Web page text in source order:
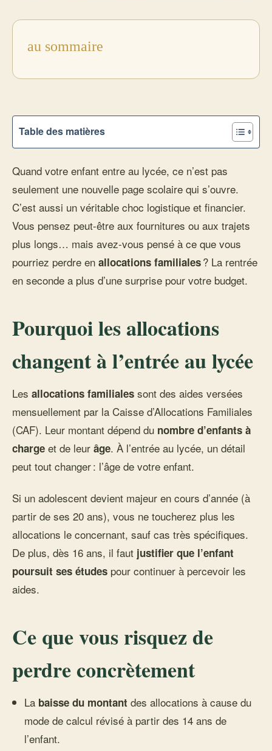
au sommaire
Table des matières
Quand votre enfant entre au lycée, ce n’est pas
seulement une nouvelle page scolaire qui s’ouvre.
C’est aussi un véritable choc logistique et financier.
Vous pensez peut-être aux fournitures ou aux trajets
plus longs… mais avez-vous pensé à ce que vous
pourriez perdre en allocations familiales? La rentrée
en seconde a plus d’une surprise pour votre budget.
Pourquoi les allocations
changent à l’entrée au lycée
Les allocations familiales sont des aides versées
mensuellement par la Caisse d’Allocations Familiales
(CAF). Leur montant dépend du nombre d’enfants à
charge et de leur âge. À l’entrée au lycée, un détail
peut tout changer : l’âge de votre enfant.
Si un adolescent devient majeur en cours d’année (à
partir de ses 20 ans), vous ne toucherez plus les
allocations le concernant, sauf cas très spécifiques.
De plus, dès 16 ans, il faut justifier que l’enfant
poursuit ses études pour continuer à percevoir les
aides.
Ce que vous risquez de
perdre concrètement
La baisse du montant des allocations à cause du
mode de calcul révisé à partir des 14 ans de
l’enfant.